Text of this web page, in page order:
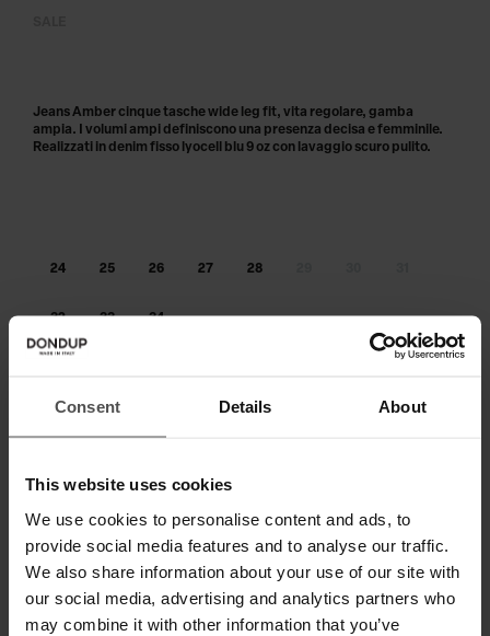
Consent Details About
This website uses cookies
We use cookies to personalise content and ads, to
provide social media features and to analyse our traffic.
We also share information about your use of our site with
our social media, advertising and analytics partners who
may combine it with other information that you’ve
24 25 26 27 28
32 33 34
Jeans Amber cinque tasche wide leg fit, vita regolare, gamba
ampia. I volumi ampi definiscono una presenza decisa e femminile.
Realizzati in denim fisso lyocell blu 9 oz con lavaggio scuro pulito.
SPEDIZIONE E RESO
SPECIFICHE TECNICHE